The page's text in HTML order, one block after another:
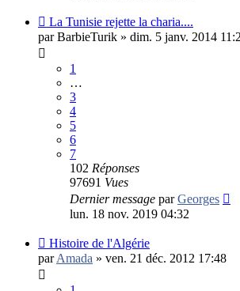
La Tunisie rejette la charia....
parBarbieTurik » dim. 5 janv. 2014
1
…
3
4
5
6
7
102 Réponses
97691 Vues
Dernier message parGeorges
lun. 18 nov. 2019 04:32
Histoire de l'Algérie
parAmada » ven. 21 déc. 2012 17:48